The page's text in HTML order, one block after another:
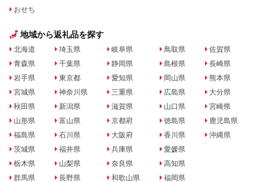
おせち
地域から返礼品を探す
北海道
青森県
岩手県
宮城県
秋田県
山形県
福島県
茨城県
栃木県
群馬県
埼玉県
千葉県
東京都
神奈川県
新潟県
富山県
石川県
福井県
山梨県
長野県
岐阜県
静岡県
愛知県
三重県
滋賀県
京都府
大阪府
兵庫県
奈良県
和歌山県
鳥取県
島根県
岡山県
広島県
山口県
徳島県
香川県
愛媛県
高知県
福岡県
佐賀県
長崎県
熊本県
大分県
宮崎県
鹿児島県
沖縄県